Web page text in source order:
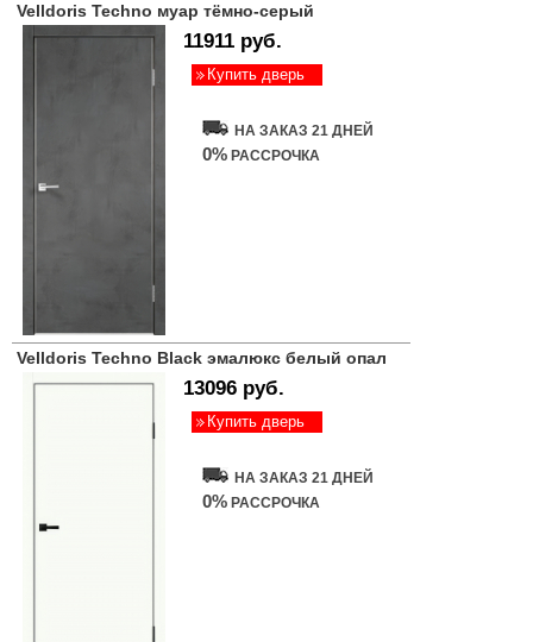
Velldoris Techno муар тёмно-серый
11911 руб.
Купить дверь
НА ЗАКАЗ 21 ДНЕЙ
0% РАССРОЧКА
Velldoris Techno Black эмалюкс белый опал
13096 руб.
Купить дверь
НА ЗАКАЗ 21 ДНЕЙ
0% РАССРОЧКА